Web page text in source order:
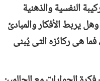
النفسية والذهنية
يربط الأفكار والمبادئ
هى ركائزه التى يُبنى